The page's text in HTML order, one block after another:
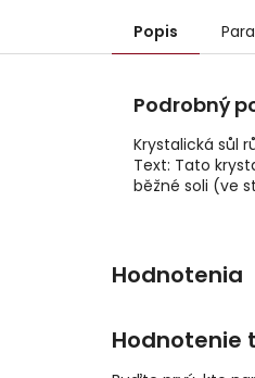
Popis
Podrobný
Krystalická sůl
Text: Tato
běžné soli (ve
Hodnotenie